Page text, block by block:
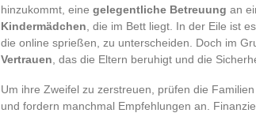
hinzukommt, eine gelegentliche Betreuung an
Kindermädchen , die im Bett liegt. In der Eile ist
die online sprießen, zu unterscheiden. Doch im
Vertrauen , das die Eltern beruhigt und die
Um ihre Zweifel zu zerstreuen, prüfen die
und fordern manchmal Empfehlungen an.